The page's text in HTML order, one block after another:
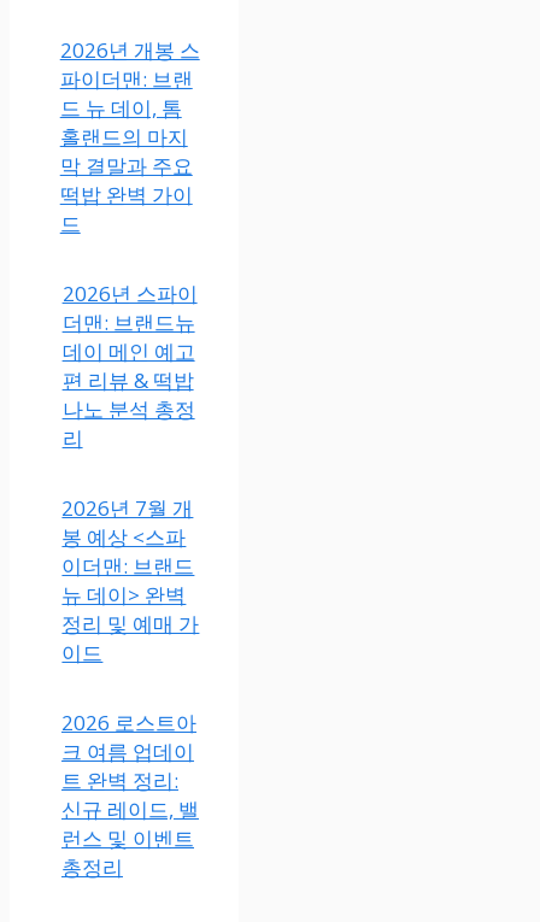
2026년 개봉 스
파이더맨: 브랜
드 뉴 데이, 톰
홀랜드의 마지
막 결말과 주요
떡밥 완벽 가이
드
2026년 스파이
더맨: 브랜드뉴
데이 메인 예고
편 리뷰 & 떡밥
나노 분석 총정
리
2026년 7월 개
봉 예상 <스파
이더맨: 브랜드
뉴 데이> 완벽
정리 및 예매 가
이드
2026 로스트아
크 여름 업데이
트 완벽 정리:
신규 레이드, 밸
런스 및 이벤트
총정리